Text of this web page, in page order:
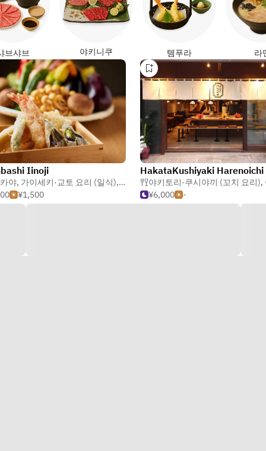
브샤브 야키니쿠 템푸라 라
Iinoji
야, 가이세키·교토 요리 (일식), 모츠나베(곱창 전골)
¥1,500
HakataKushiyaki Harenoichi
야키토리·쿠시야끼 (꼬치 요리),
¥6,000
-